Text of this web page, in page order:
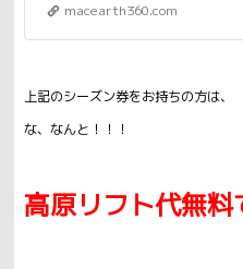
macearth360.com
上記のシーズン券をお持ちの方は、
な、なんと！！！
高原リフト代無料